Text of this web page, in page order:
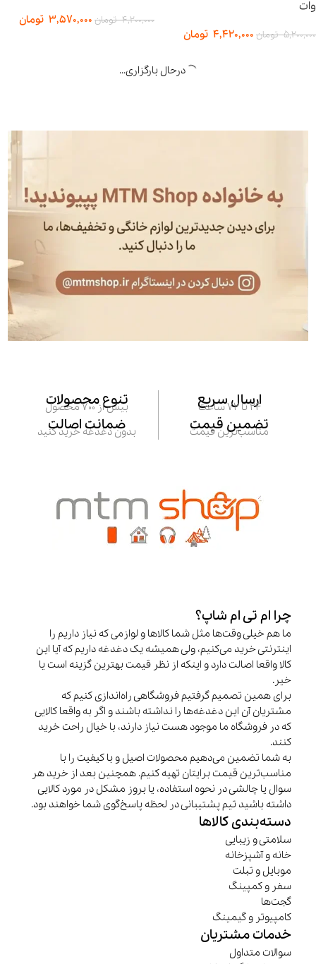
وات
5,200,000 تومان 4,420,000 تومان
4,200,000 تومان 3,570,000 تومان
درحال بارگزاری...
ارسال سریع
24 تا 72 ساعت تنوع محصولات
بیش از 700 محصول
تضمین قیمت
مناسب‌ترین قیمت ضمانت اصالت
بدون دغدغه خرید کنید
چرا ام تی ام شاپ؟
ما هم خیلی وقت‌ها مثل شما کالاها و لوازمی که نیاز داریم را
اینترنتی خرید می‌کنیم، ولی همیشه یک دغدغه داریم که آیا این
کالا واقعا اصالت دارد و اینکه از نظر قیمت بهترین گزینه است یا
خیر.
برای همین تصمیم گرفتیم فروشگاهی راه‌اندازی کنیم که
مشتریان آن این دغدغه‌ها را نداشته باشند و اگر به واقعا کالایی
که در فروشگاه ما موجود هست نیاز دارند، با خیال راحت خرید
کنند.
به شما تضمین می‌دهیم محصولات اصیل و با کیفیت را با
مناسب‌ترین قیمت برایتان تهیه کنیم. همچنین بعد از خرید هر
سوال یا چالشی در نحوه استفاده، یا بروز مشکل در مورد کالایی
داشته باشید تیم پشتیبانی در لحظه پاسخ‌گوی شما خواهند بود.
دسته‌بندی کالاها
سلامتی و زیبایی
خانه و آشپزخانه
موبایل و تبلت
سفر و کمپینگ
گجت‌ها
کامپیوتر و گیمینگ
خدمات مشتریان
سوالات متداول